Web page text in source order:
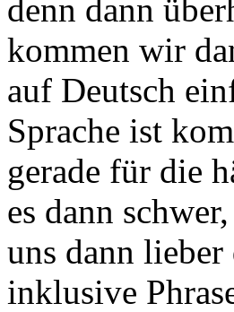
denn dann
kommen wir
auf Deutsch
Sprache ist
gerade für die
es dann
uns dann
inklusive